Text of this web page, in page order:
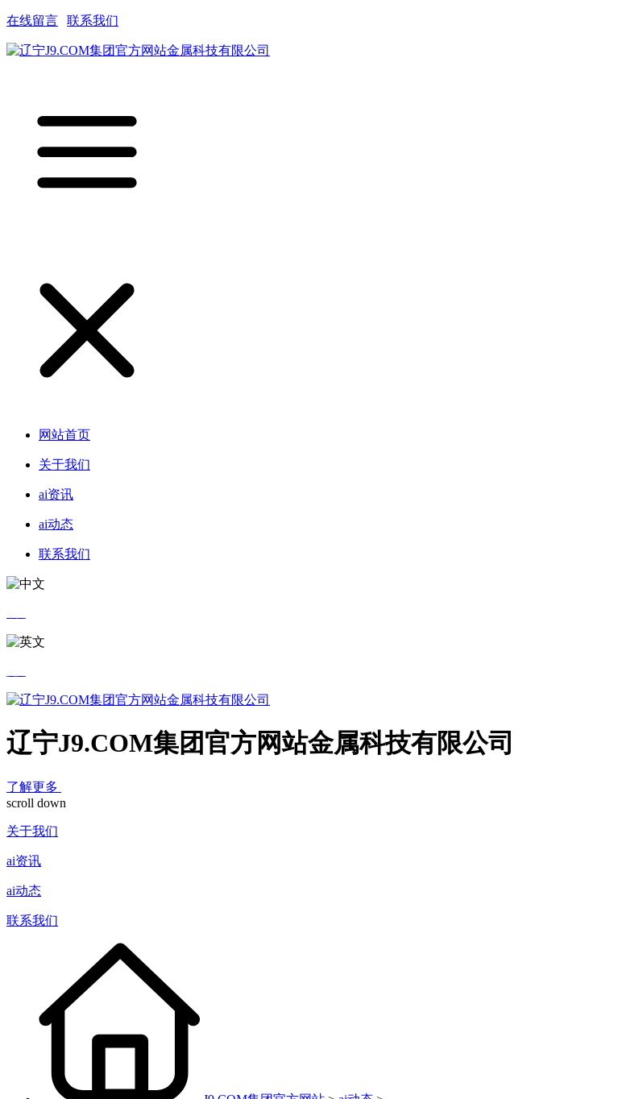
在线留言 联系我们
网站首页
关于我们
ai资讯
ai动态
联系我们
辽宁J9.COM集团官方网站金属科技有限公司
了解更多
scroll down
关于我们
ai资讯
ai动态
联系我们